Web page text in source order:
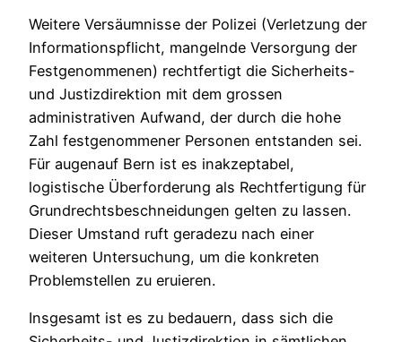
Weitere Versäumnisse der Polizei (Verletzung der
Informationspflicht, mangelnde Versorgung der
Festgenommenen) rechtfertigt die Sicherheits-
und Justizdirektion mit dem grossen
administrativen Aufwand, der durch die hohe
Zahl festgenommener Personen entstanden sei.
Für augenauf Bern ist es inakzeptabel,
logistische Überforderung als Rechtfertigung für
Grundrechtsbeschneidungen gelten zu lassen.
Dieser Umstand ruft geradezu nach einer
weiteren Untersuchung, um die konkreten
Problemstellen zu eruieren.
Insgesamt ist es zu bedauern, dass sich die